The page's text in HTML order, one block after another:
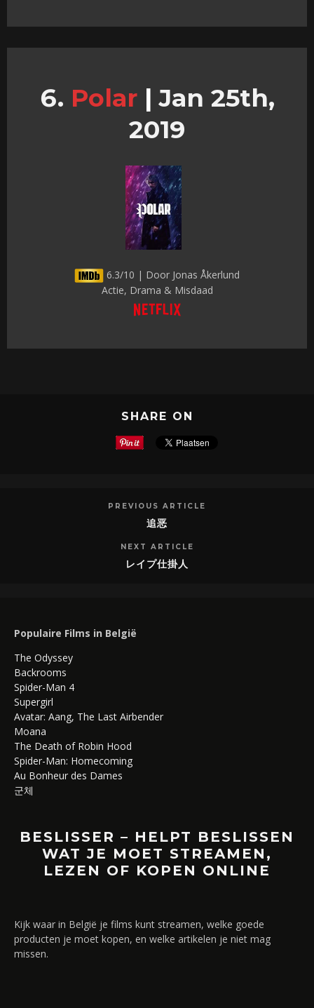
Polar | Jan 25th,
2019
6.3/10 | Door Jonas Åkerlund
Actie, Drama & Misdaad
SHARE ON
PREVIOUS ARTICLE
追恶
NEXT ARTICLE
レイプ仕掛人
Populaire Films in België
The Odyssey
Backrooms
Spider-Man 4
Supergirl
Avatar: Aang, The Last Airbender
Moana
The Death of Robin Hood
Spider-Man: Homecoming
Au Bonheur des Dames
군체
BESLISSER – HELPT BESLISSEN
WAT JE MOET STREAMEN,
LEZEN OF KOPEN ONLINE
Kijk waar in België je films kunt streamen, welke goede
producten je moet kopen, en welke artikelen je niet mag
missen.